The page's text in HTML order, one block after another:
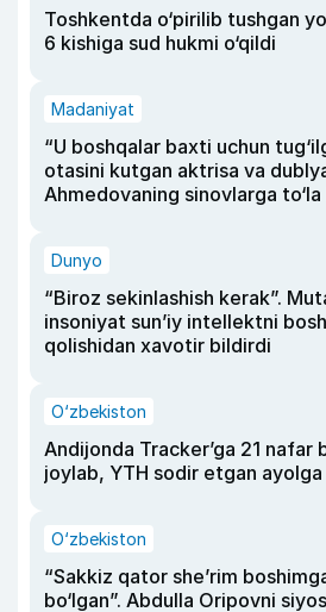
Toshkentda o‘pirilib tushgan
6 kishiga sud hukmi o‘qildi
Madaniyat
“U boshqalar baxti uchun
otasini kutgan aktrisa va
Ahmedovaning sinovlarga
Dunyo
“Biroz sekinlashish kerak”.
insoniyat sun’iy intellektni
qolishidan xavotir bildirdi
O‘zbekiston
Andijonda Tracker’ga 21 nafar
joylab, YTH sodir etgan ayolga
O‘zbekiston
“Sakkiz qator she’rim
bo‘lgan”. Abdulla Oripovni